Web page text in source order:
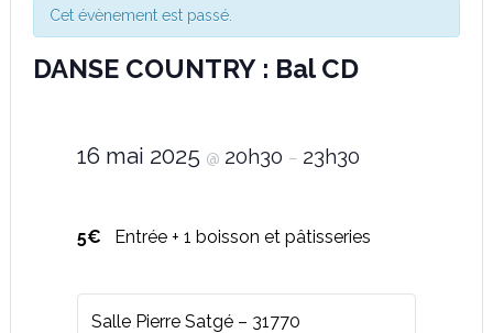
Cet évènement est passé.
DANSE COUNTRY : Bal CD
16 mai 2025 @ 20h30 – 23h30
5€ Entrée + 1 boisson et pâtisseries
Salle Pierre Satgé – 31770